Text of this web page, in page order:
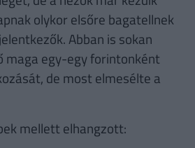
olykor elsőre bagatellnek
Abban is sokan
maga egy-egy forintonként
de most elmesélte a
mellett elhangzott: